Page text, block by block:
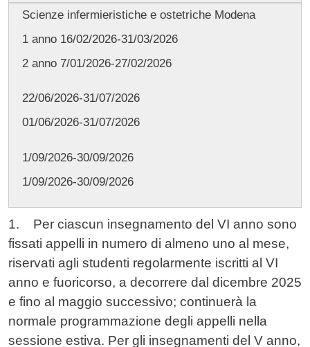
Scienze infermieristiche e ostetriche Modena
1 anno 16/02/2026-31/03/2026
2 anno 7/01/2026-27/02/2026
22/06/2026-31/07/2026
01/06/2026-31/07/2026
1/09/2026-30/09/2026
1/09/2026-30/09/2026
1.
Per ciascun insegnamento del VI anno sono
fissati appelli in numero di almeno uno al mese,
riservati agli studenti regolarmente iscritti al VI
anno e fuoricorso, a decorrere dal dicembre 2025
e fino al maggio successivo; continuerà la
normale programmazione degli appelli nella
sessione estiva. Per gli insegnamenti del V anno,